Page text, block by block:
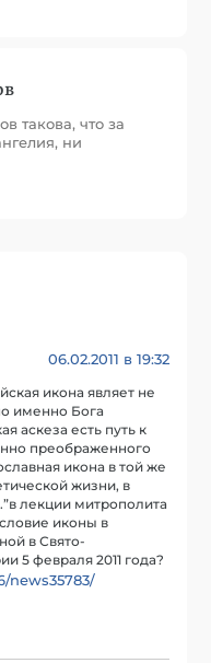
такова, что за
ни
06.02.2011 в 19:32
икона являет не
именно Бога
аскеза есть путь к
преображенного
икона в той же
жизни, в
лекции митрополита
иконы в
в Свято-
5 февраля 2011 года?
news35783/